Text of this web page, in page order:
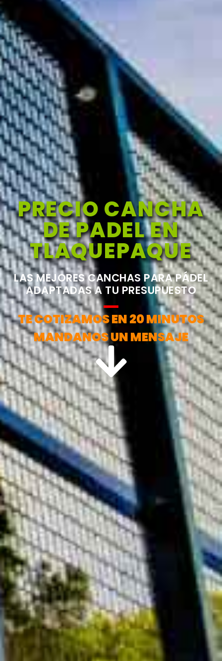
PRECIO CANCHA
DE PADEL EN
TLAQUEPAQUE
LAS MEJORES CANCHAS PARA PÁDEL
ADAPTADAS A TU PRESUPUESTO
TE COTIZAMOS EN 20 MINUTOS
MANDANOS UN MENSAJE